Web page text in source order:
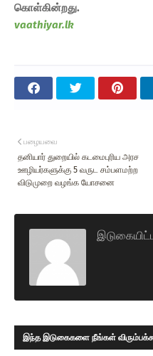
கொள்கின்றது.
vaathiyar.lk
பழையவை
தனியார் துறையில் கடமைபுரிய அரச
ஊழியர்களுக்கு 5 வருட சம்பளமற்ற
விடுமுறை வழங்க யோசனை
இந்த இடுகைகளை நீங்கள்